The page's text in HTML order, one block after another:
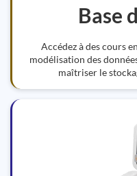
Base
Accédez à des cours
modélisation des
maîtriser le